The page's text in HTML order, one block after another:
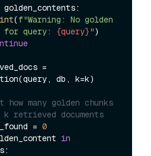
golden_contents:
(f"Warning: No golden
for query: {query}")
db, k=k)
how many golden chunks
retrieved documents
=
0
in